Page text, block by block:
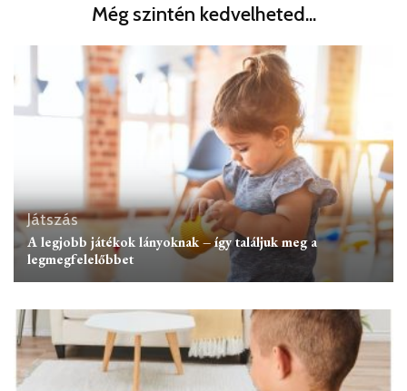
Még szintén kedvelheted...
Játszás
A legjobb játékok lányoknak – így találjuk meg a
legmegfelelőbbet